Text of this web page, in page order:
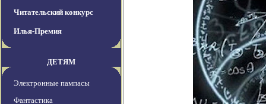
Читательский конкурс
Илья-Премия
ДЕТЯМ
Электронные пампасы
Фантастика